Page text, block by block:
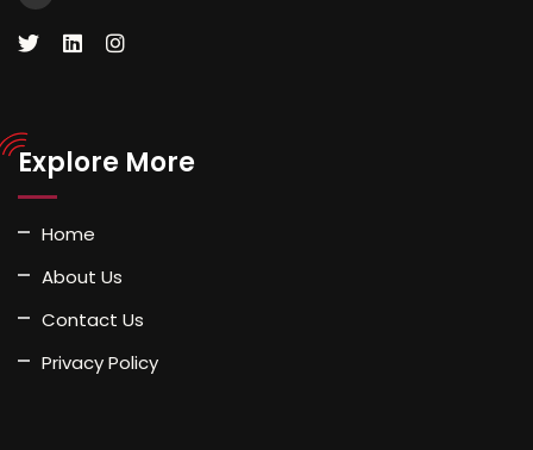
Explore More
Home
About Us
Contact Us
Privacy Policy